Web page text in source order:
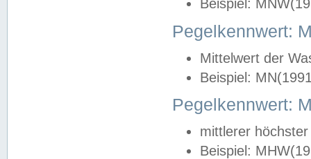
Beispiel:
Pegelkennwert:
Mittelwert der
Beispiel:
Pegelkennwert:
mittlerer
Beispiel: